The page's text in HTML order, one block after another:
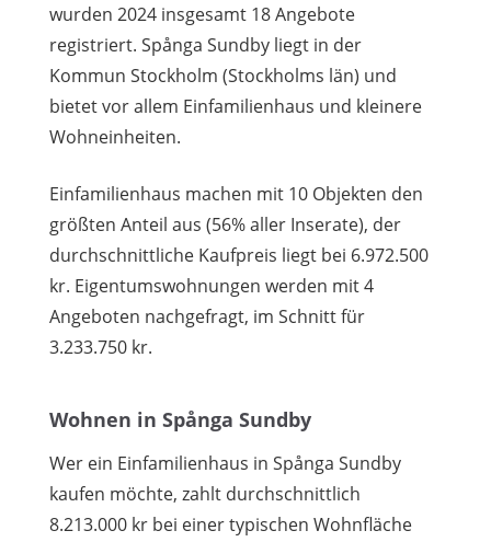
wurden 2024 insgesamt 18 Angebote
registriert. Spånga Sundby liegt in der
Kommun Stockholm (Stockholms län) und
bietet vor allem Einfamilienhaus und kleinere
Wohneinheiten.
Einfamilienhaus machen mit 10 Objekten den
größten Anteil aus (56% aller Inserate), der
durchschnittliche Kaufpreis liegt bei 6.972.500
kr. Eigentumswohnungen werden mit 4
Angeboten nachgefragt, im Schnitt für
3.233.750 kr.
Wohnen in Spånga Sundby
Wer ein Einfamilienhaus in Spånga Sundby
kaufen möchte, zahlt durchschnittlich
8.213.000 kr bei einer typischen Wohnfläche